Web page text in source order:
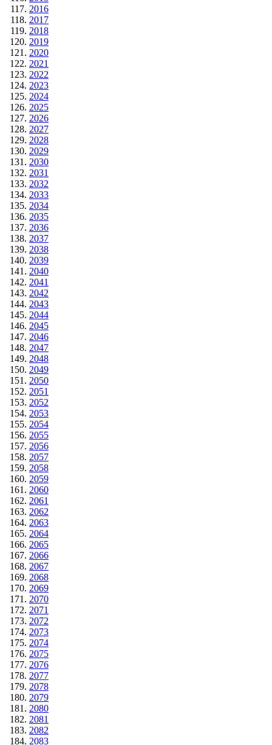
2016
2017
2018
2019
2020
2021
2022
2023
2024
2025
2026
2027
2028
2029
2030
2031
2032
2033
2034
2035
2036
2037
2038
2039
2040
2041
2042
2043
2044
2045
2046
2047
2048
2049
2050
2051
2052
2053
2054
2055
2056
2057
2058
2059
2060
2061
2062
2063
2064
2065
2066
2067
2068
2069
2070
2071
2072
2073
2074
2075
2076
2077
2078
2079
2080
2081
2082
2083